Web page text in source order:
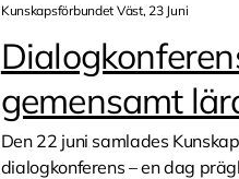
Kunskapsförbundet Väst, 23 Juni
gemensamt
Den 22 juni samlades
dialogkonferens – en dag